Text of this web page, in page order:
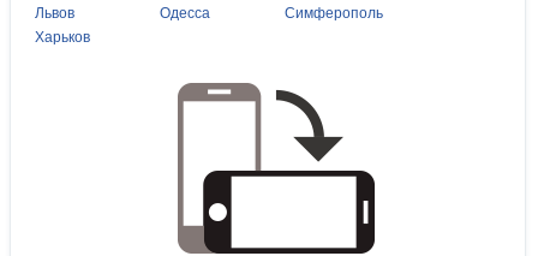
Львов
Одесса
Симферополь
Харьков